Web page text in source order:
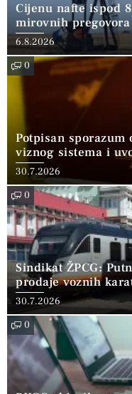
Cijenu nafte ispod
mirovnih pregovora
6.8.2026
0
Potpisan
viznog sistema i
30.7.2026
0
Sindikat ŽPCG:
prodaje voznih
30.7.2026
0